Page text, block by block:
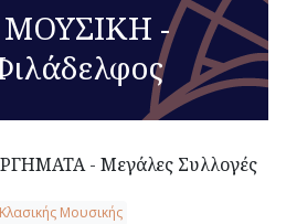
-
- Μεγάλες Συλλογές
Μουσικής